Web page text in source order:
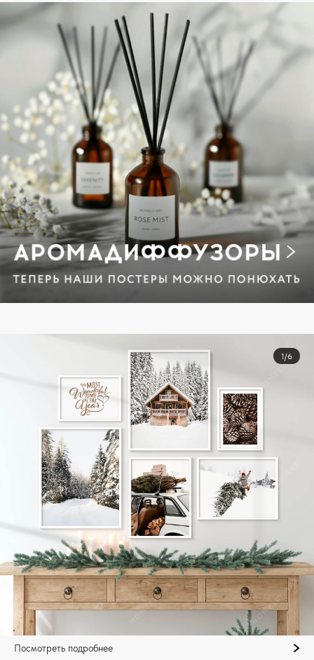
1/6
Посмотреть подробнее